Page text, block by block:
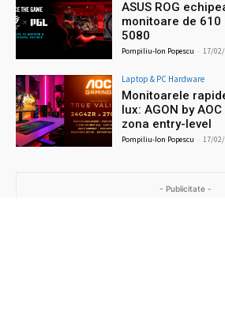
ASUS ROG
monitoare de 610
5080
Pompiliu-Ion Popescu - 17/
Laptop & PC Hardware
Monitoarele
lux: AGON by
zona entry-level
Pompiliu-Ion Popescu - 17/
- Publicitate -